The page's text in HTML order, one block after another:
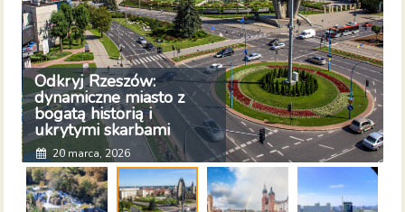
Odkryj Rzeszów:
dynamiczne miasto z
bogatą historią i
ukrytymi skarbami
20 marca, 2026